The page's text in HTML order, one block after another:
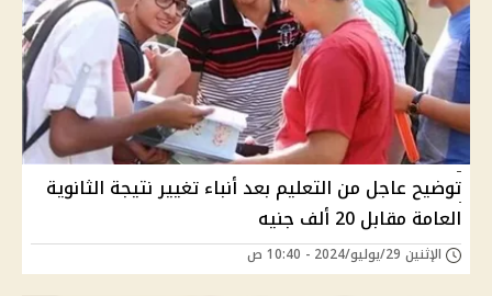
توضيح عاجل من التعليم بعد أنباء تغيير نتيجة الثانوية
العامة مقابل 20 ألف جنيه
الإثنين 29/يوليو/2024 - 10:40 ص